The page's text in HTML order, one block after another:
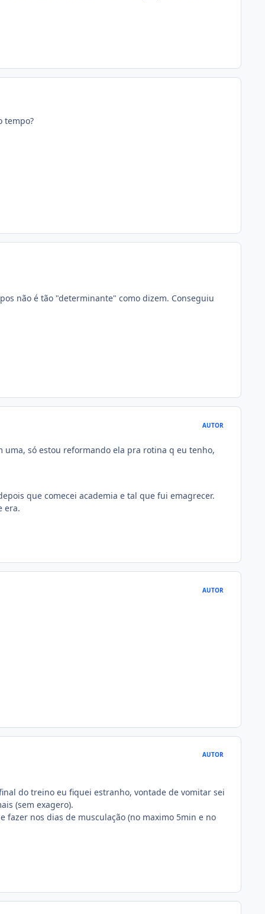
tempo?
não é tão "determinante" como dizem. Conseguiu
AUTOR
só estou reformando ela pra rotina q eu tenho,
que comecei academia e tal que fui emagrecer.
era.
AUTOR
AUTOR
do treino eu fiquei estranho, vontade de vomitar sei
(sem exagero).
fazer nos dias de musculação (no maximo 5min e no